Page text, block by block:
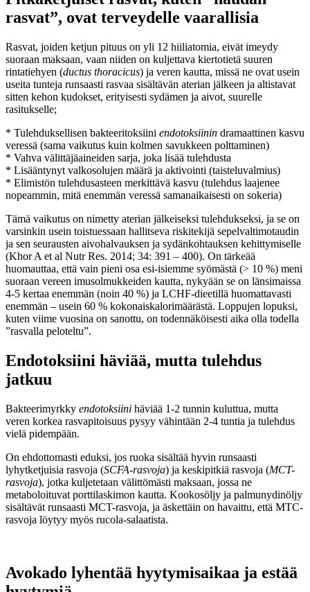
rasvat”, ovat terveydelle vaarallisia
Rasvat, joiden ketjun pituus on yli 12 hiiliatomia, eivät imeydy
suoraan maksaan, vaan niiden on kuljettava kiertotietä suuren
rintatiehyen (ductus thoracicus) ja veren kautta, missä ne ovat usein
useita tunteja runsaasti rasvaa sisältävän aterian jälkeen ja altistavat
sitten kehon kudokset, erityisesti sydämen ja aivot, suurelle
rasitukselle;
* Tulehduksellisen bakteeritoksiini endotoksiinin dramaattinen kasvu
veressä (sama vaikutus kuin kolmen savukkeen polttaminen)
* Vahva välittäjäaineiden sarja, joka lisää tulehdusta
* Lisääntynyt valkosolujen määrä ja aktivointi (taisteluvalmius)
* Elimistön tulehdusasteen merkittävä kasvu (tulehdus laajenee
nopeammin, mitä enemmän veressä samanaikaisesti on sokeria)
Tämä vaikutus on nimetty aterian jälkeiseksi tulehdukseksi, ja se on
varsinkin usein toistuessaan hallitseva riskitekijä sepelvaltimotaudin
ja sen seurausten aivohalvauksen ja sydänkohtauksen kehittymiselle
(Khor A et al Nutr Res. 2014; 34: 391 – 400). On tärkeää
huomauttaa, että vain pieni osa esi-isiemme syömästä (> 10 %) meni
suoraan vereen imusolmukkeiden kautta, nykyään se on länsimaissa
4-5 kertaa enemmän (noin 40 %) ja LCHF-dieetillä huomattavasti
enemmän – usein 60 % kokonaiskalorimäärästä. Loppujen lopuksi,
kuten viime vuosina on sanottu, on todennäköisesti aika olla todella
”rasvalla peloteltu”.
Endotoksiini häviää, mutta tulehdus
jatkuu
Bakteerimyrkky endotoksiini häviää 1-2 tunnin kuluttua, mutta
veren korkea rasvapitoisuus pysyy vähintään 2-4 tuntia ja tulehdus
vielä pidempään.
On ehdottomasti eduksi, jos ruoka sisältää hyvin runsaasti
lyhytketjuisia rasvoja (SCFA-rasvoja) ja keskipitkiä rasvoja (MCT-
rasvoja), jotka kuljetetaan välittömästi maksaan, jossa ne
metaboloituvat porttilaskimon kautta. Kookosöljy ja palmunydinöljy
sisältävät runsaasti MCT-rasvoja, ja äskettäin on havaittu, että MTC-
rasvoja löytyy myös rucola-salaatista.
Avokado lyhentää hyytymisaikaa ja estää